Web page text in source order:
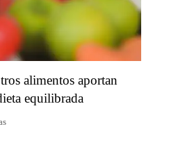
alimentos aportan
equilibrada